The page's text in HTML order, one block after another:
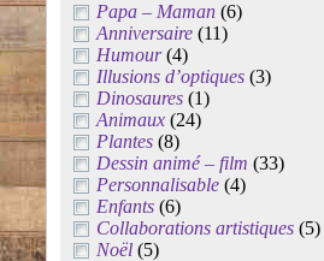
Papa – Maman (6)
Anniversaire (11)
Humour(4)
Illusions d’optiques (3)
Dinosaures (1)
Animaux (24)
Plantes (8)
Dessin animé – film (33)
Personnalisable (4)
Enfants (6)
Collaborations artistiques (5)
Noël (5)